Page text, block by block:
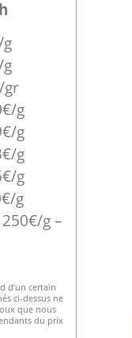
gr
g
g
g
g
g
g –
d’un certain
ci-dessus ne
que nous
du prix